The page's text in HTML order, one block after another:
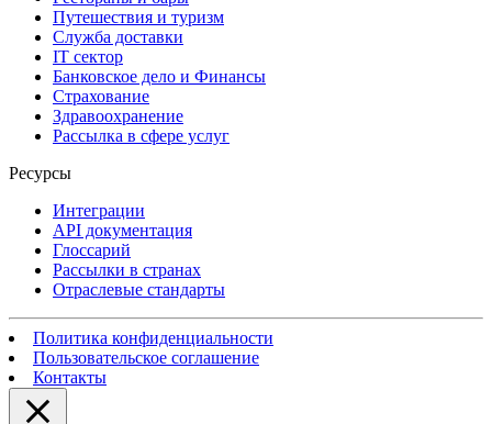
Путешествия и туризм
Служба доставки
IT сектор
Банковское дело и Финансы
Страхование
Здравоохранение
Рассылка в сфере услуг
Ресурсы
Интеграции
API документация
Глоссарий
Рассылки в странах
Отраслевые стандарты
Политика конфиденциальности
Пользовательское соглашение
Контакты